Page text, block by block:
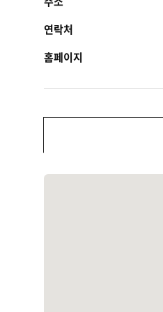
연락처
홈페이지